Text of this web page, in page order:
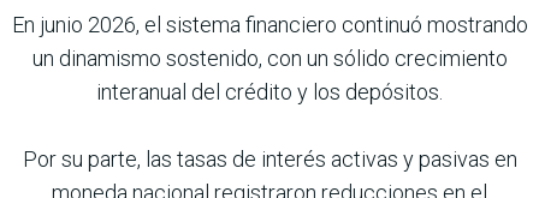
En junio 2026, el sistema financiero continuó mostrando
un dinamismo sostenido, con un sólido crecimiento
interanual del crédito y los depósitos.
Por su parte, las tasas de interés activas y pasivas en
moneda nacional registraron reducciones en el